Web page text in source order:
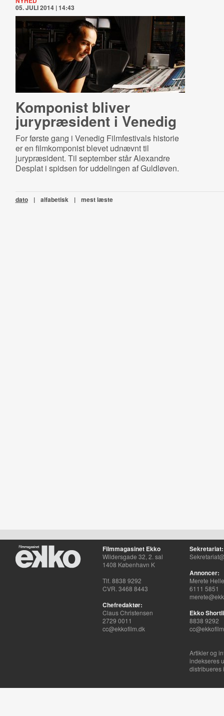
05. JULI 2014 | 14:43
Komponist bliver
jurypræsident i Venedig
For første gang i Venedig Filmfestivals historie
er en filmkomponist blevet udnævnt til
jurypræsident. Til september står Alexandre
Desplat i spidsen for uddelingen af Guldløven.
dato | alfabetisk | mest læste
Filmmagasinet Ekko
Wildersgade 32, 2. sal
1408 København K
Tlf. 8838 9292
CVR. 3468 8443
Chefredaktør:
Claus Christensen
2729 0011
cc@ekkofilm.dk
Sekretariat:
Annoncer:
Merete
6111 5851
Ekko
8838 9292
Artikler og
indekseres
distribueres